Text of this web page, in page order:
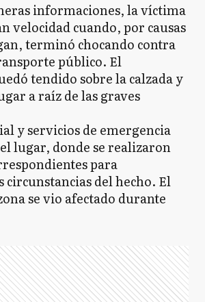
informaciones, la víctima
velocidad cuando, por causas
terminó chocando contra
público. El
tendido sobre la calzada y
a raíz de las graves
y servicios de emergencia
lugar, donde se realizaron
para
del hecho. El
se vio afectado durante